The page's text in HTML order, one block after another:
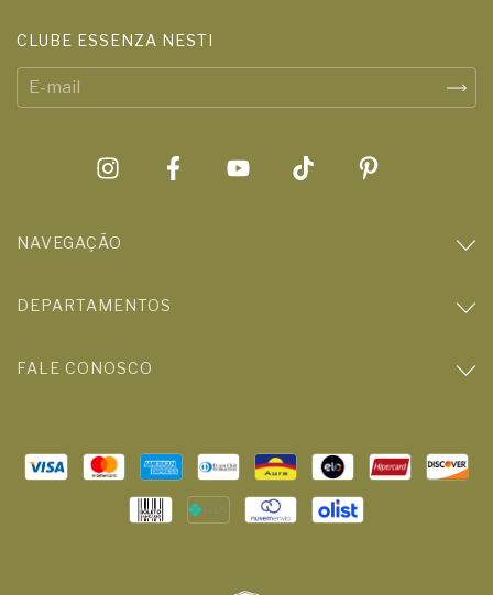
CLUBE ESSENZA NESTI
NAVEGAÇÃO
DEPARTAMENTOS
FALE CONOSCO